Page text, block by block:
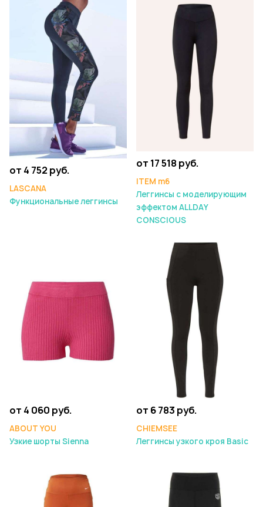
от 4 752 руб.
LASCANA
Функциональные леггинсы
от 17 518 руб.
ITEM m6
Леггинсы с моделирующим
эффектом ALLDAY
CONSCIOUS
от 4 060 руб.
ABOUT YOU
Узкие шорты Sienna
от 6 783 руб.
CHIEMSEE
Леггинсы узкого кроя Basic